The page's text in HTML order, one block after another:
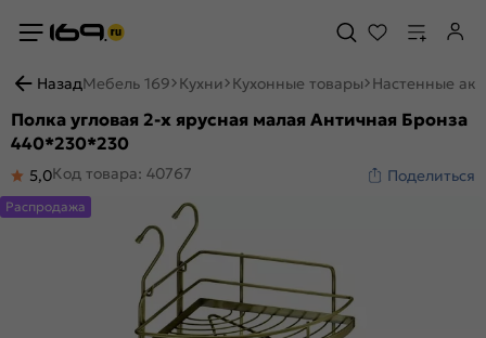
НазадМебель 169 Кухни Кухонные товары Настенные
Полка угловая 2-х ярусная малая Античная Бронза
440*230*230
5,0Код товара: 40767 Поделиться
Распродажа